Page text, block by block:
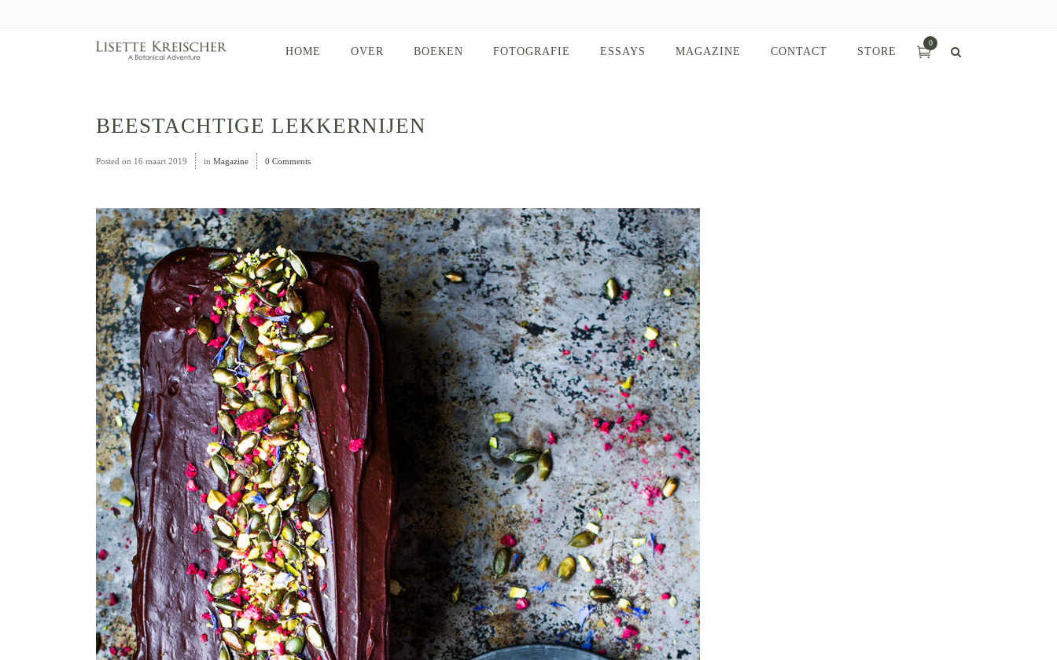
0
HOME OVER BOEKEN FOTOGRAFIE ESSAYS MAGAZINE CONTACT STORE
BEESTACHTIGE LEKKERNIJEN
Posted on 16 maart 2019 in Magazine 0 Comments